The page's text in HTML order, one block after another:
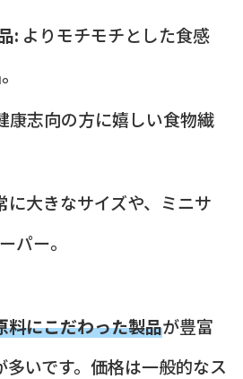
: よりモチモチとした食感
康志向の方に嬉しい食物繊
に大きなサイズや、ミニサ
パー。
料にこだわった製品が豊富
多いです。価格は一般的なス